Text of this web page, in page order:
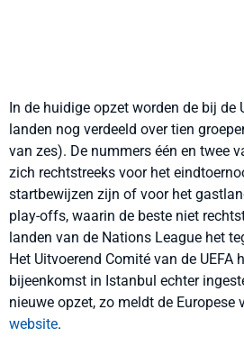
In de huidige opzet worden de bij de
landen nog verdeeld over tien
van zes). De nummers één en twee
zich rechtstreeks voor het
startbewijzen zijn of voor het
play-offs, waarin de beste niet
landen van de Nations League het
Het Uitvoerend Comité van de UEFA
bijeenkomst in Istanbul echter
nieuwe opzet, zo meldt de Europese
website.